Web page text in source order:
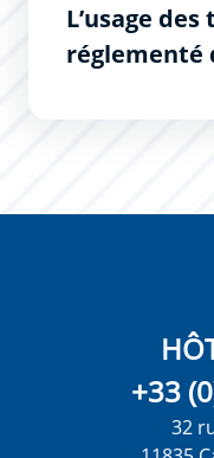
L’usage
réglementé
+33
32